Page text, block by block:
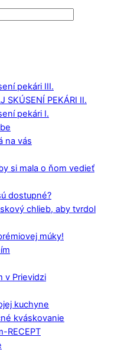
pekári III.
SKÚSENÍ PEKÁRI II.
pekári I.
na vás
si mala o ňom vedieť
dostupné?
chlieb, aby tvrdol
múky!
v Prievidzi
kuchyne
kváskovanie
RECEPT